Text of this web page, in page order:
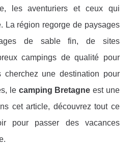
les aventuriers et ceux qui
La région regorge de paysages
de sable fin, de sites
campings de qualité pour
une destination pour
le camping Bretagne est une
cet article, découvrez tout ce
pour passer des vacances